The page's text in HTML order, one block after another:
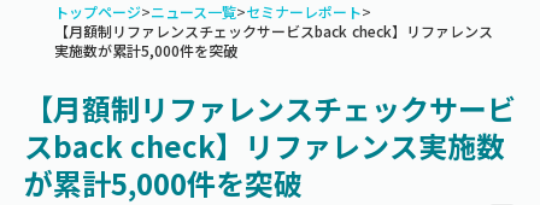
トップページ>ニュース一覧>セミナーレポート>
【月額制リファレンスチェックサービスback check】リファレンス
実施数が累計5,000件を突破
【月額制リファレンスチェックサービ
スback check】リファレンス実施数
が累計5,000件を突破